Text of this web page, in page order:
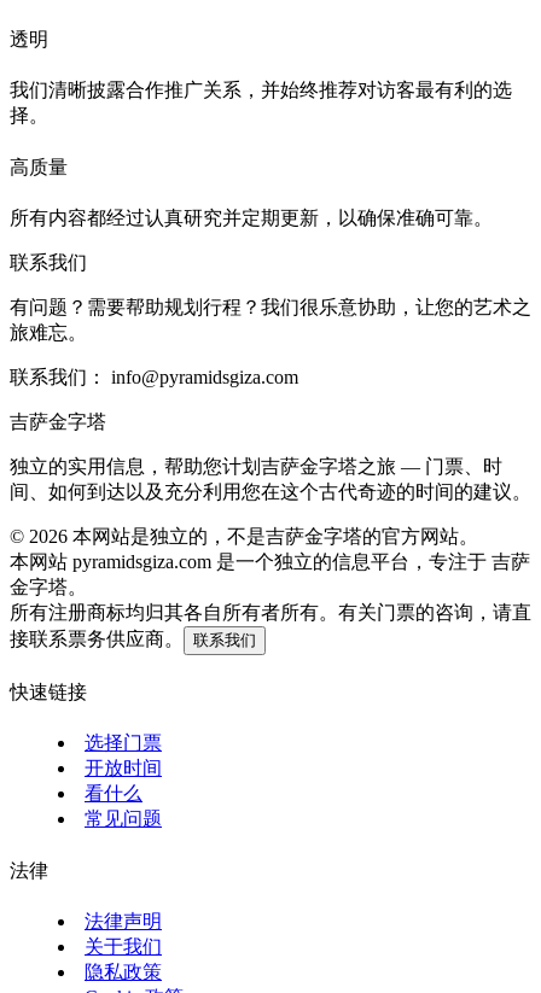
透明
我们清晰披露合作推广关系，并始终推荐对访客最有利的选
择。
高质量
所有内容都经过认真研究并定期更新，以确保准确可靠。
联系我们
有问题？需要帮助规划行程？我们很乐意协助，让您的艺术之
旅难忘。
联系我们： info@pyramidsgiza.com
吉萨金字塔
独立的实用信息，帮助您计划吉萨金字塔之旅 — 门票、时
间、如何到达以及充分利用您在这个古代奇迹的时间的建议。
© 2026 本网站是独立的，不是吉萨金字塔的官方网站。
本网站 pyramidsgiza.com 是一个独立的信息平台，专注于 吉萨
金字塔。
所有注册商标均归其各自所有者所有。有关门票的咨询，请直
接联系票务供应商。
联系我们
快速链接
选择门票
开放时间
看什么
常见问题
法律
法律声明
关于我们
隐私政策